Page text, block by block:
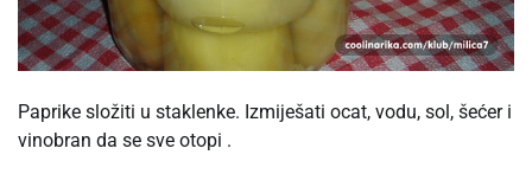
Paprike složiti u staklenke. Izmiješati ocat, vodu, sol, šećer i
vinobran da se sve otopi .